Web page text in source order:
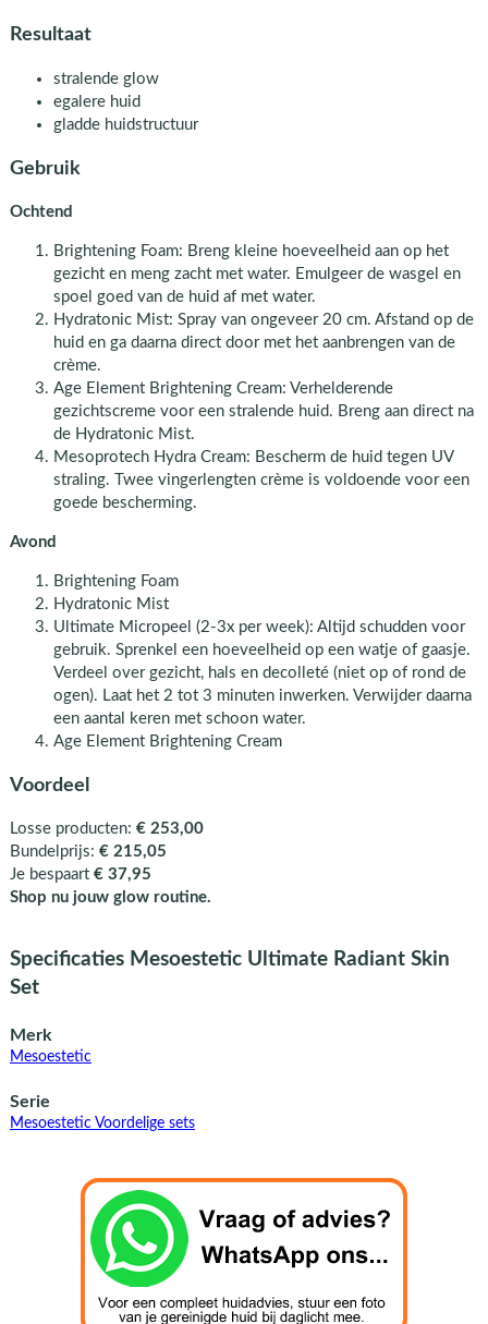
Resultaat
stralende glow
egalere huid
gladde huidstructuur
Gebruik
Ochtend
Brightening Foam: Breng kleine hoeveelheid aan op het
gezicht en meng zacht met water. Emulgeer de wasgel en
spoel goed van de huid af met water.
Hydratonic Mist: Spray van ongeveer 20 cm. Afstand op de
huid en ga daarna direct door met het aanbrengen van de
crème.
Age Element Brightening Cream: Verhelderende
gezichtscreme voor een stralende huid. Breng aan direct na
de Hydratonic Mist.
Mesoprotech Hydra Cream: Bescherm de huid tegen UV
straling. Twee vingerlengten crème is voldoende voor een
goede bescherming.
Avond
Brightening Foam
Hydratonic Mist
Ultimate Micropeel (2-3x per week): Altijd schudden voor
gebruik. Sprenkel een hoeveelheid op een watje of gaasje.
Verdeel over gezicht, hals en decolleté (niet op of rond de
ogen). Laat het 2 tot 3 minuten inwerken. Verwijder daarna
een aantal keren met schoon water.
Age Element Brightening Cream
Voordeel
Losse producten: € 253,00
Bundelprijs: € 215,05
Je bespaart € 37,95
Shop nu jouw glow routine.
Specificaties Mesoestetic Ultimate Radiant Skin
Set
Merk
Mesoestetic
Serie
Mesoestetic Voordelige sets